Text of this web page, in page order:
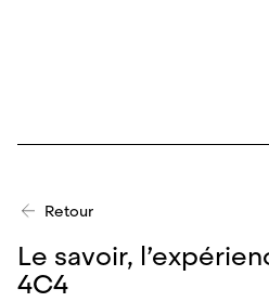
Retour
Le savoir,
4C4